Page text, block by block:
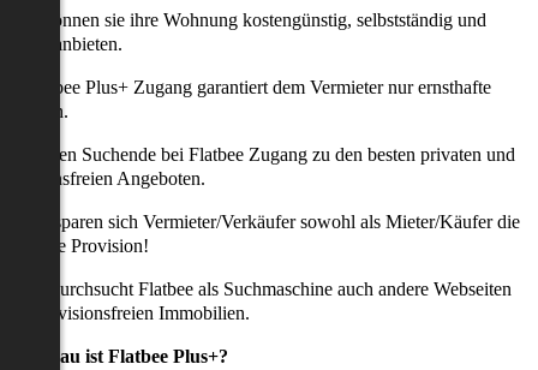
können sie ihre Wohnung kostengünstig, selbstständig und
anbieten.
Flatbee Plus+ Zugang garantiert dem Vermieter nur ernsthafte
erhalten Suchende bei Flatbee Zugang zu den besten privaten und
Angeboten.
uns sparen sich Vermieter/Verkäufer sowohl als Mieter/Käufer die
Provision!
durchsucht Flatbee als Suchmaschine auch andere Webseiten
provisionsfreien Immobilien.
genau ist Flatbee Plus+?